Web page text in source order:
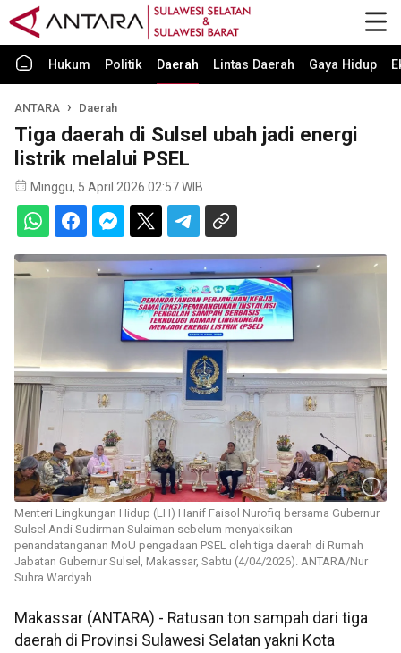
Hukum Politik Daerah Lintas Daerah Gaya Hidup
ANTARA Daerah
Tiga daerah di Sulsel ubah jadi energi
listrik melalui PSEL
Minggu, 5 April 2026 02:57 WIB
Menteri Lingkungan Hidup (LH) Hanif Faisol Nurofiq bersama Gubernur
Sulsel Andi Sudirman Sulaiman sebelum menyaksikan
penandatanganan MoU pengadaan PSEL oleh tiga daerah di Rumah
Jabatan Gubernur Sulsel, Makassar, Sabtu (4/04/2026). ANTARA/Nur
Suhra Wardyah
Makassar (ANTARA) - Ratusan ton sampah dari tiga
daerah di Provinsi Sulawesi Selatan yakni Kota